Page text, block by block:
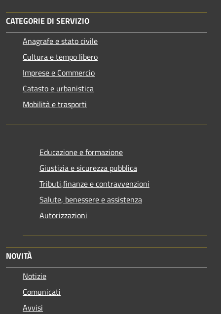
CATEGORIE DI SERVIZIO
Anagrafe e stato civile
Cultura e tempo libero
Imprese e Commercio
Catasto e urbanistica
Mobilità e trasporti
Educazione e formazione
Giustizia e sicurezza pubblica
Tributi,finanze e contravvenzioni
Salute, benessere e assistenza
Autorizzazioni
NOVITÀ
Notizie
Comunicati
Avvisi